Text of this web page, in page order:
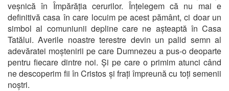
veșnică în Împărăția cerurilor. Înțelegem că nu mai e
definitivă casa în care locuim pe acest pământ, ci doar un
simbol al comuniunii depline care ne așteaptă în Casa
Tatălui. Averile noastre terestre devin un palid semn al
adevăratei moștenirii pe care Dumnezeu a pus-o deoparte
pentru fiecare dintre noi. Și pe care o primim atunci când
ne descoperim fii în Cristos și frați împreună cu toți semenii
noștri.